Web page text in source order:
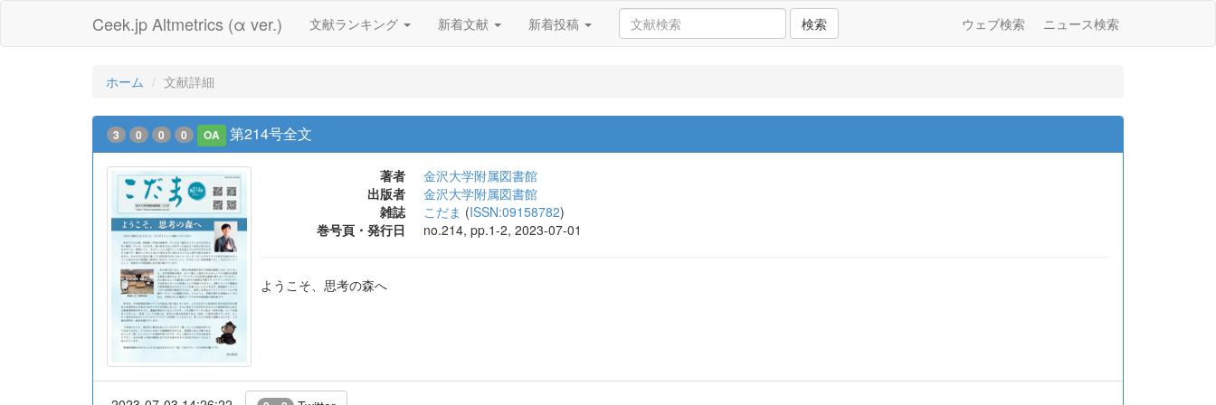
Ceek.jp Altmetrics (α ver.) 文献ランキング 新着文献 新着投稿 検索 ウェブ検索 ニュース検索
ホーム 文献詳細
3 0 0 0 OA 第214号全文
著者
金沢大学附属図書館
出版者
金沢大学附属図書館
雑誌
こだま (ISSN:09158782)
巻号頁・発行日
no.214, pp.1-2, 2023-07-01
ようこそ、思考の森へ